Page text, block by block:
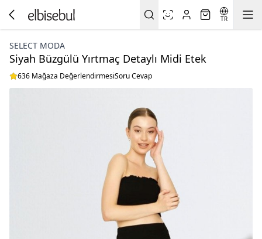
TR
SELECT MODA
Siyah Büzgülü Yırtmaç Detaylı Midi Etek
636 Mağaza DeğerlendirmesiSoru Cevap